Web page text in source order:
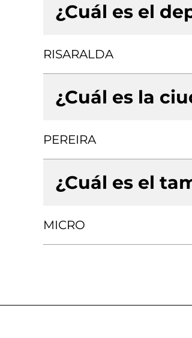
¿Cuál es el
RISARALDA
¿Cuál es la
PEREIRA
¿Cuál es el
MICRO